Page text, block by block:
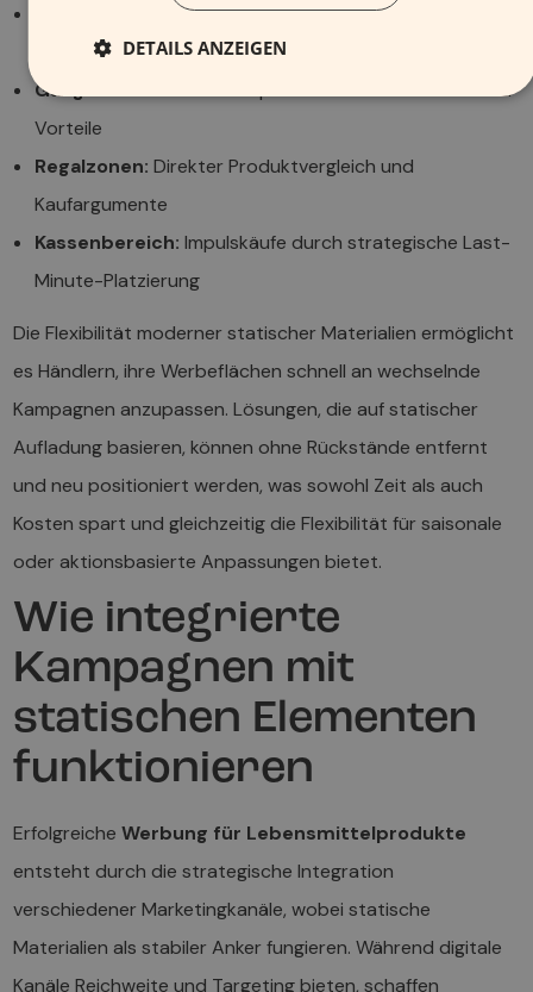
Eingangsbereich:Großformatige Kampagnenmotive
für Markenwahrnehmung
Gangbereiche:
Produktspezifische Informationen und
Vorteile
Regalzonen: Direkter Produktvergleich und
Kaufargumente
Kassenbereich: Impulskäufe durch strategische Last-
Minute-Platzierung
Die Flexibilität moderner statischer Materialien ermöglicht
es Händlern, ihre Werbeflächen schnell an wechselnde
Kampagnen anzupassen. Lösungen, die auf statischer
Aufladung basieren, können ohne Rückstände entfernt
und neu positioniert werden, was sowohl Zeit als auch
Kosten spart und gleichzeitig die Flexibilität für saisonale
oder aktionsbasierte Anpassungen bietet.
Wie integrierte
Kampagnen mit
statischen Elementen
funktionieren
ErfolgreicheWerbung für Lebensmittelprodukte
entsteht durch die strategische Integration
verschiedener Marketingkanäle, wobei statische
Materialien als stabiler Anker fungieren. Während digitale
Kanäle Reichweite und Targeting bieten, schaffen
DETAILS ANZEIGEN